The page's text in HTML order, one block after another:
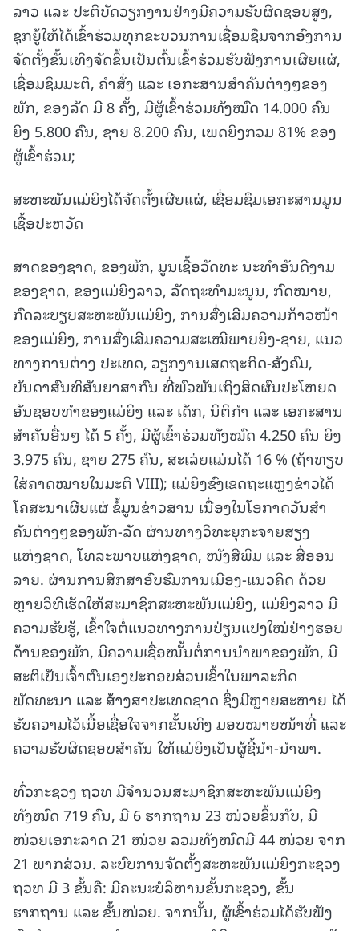
ລາວ ແລະ ປະຕິບັດວຽກງານຢ່າງມີຄວາມຮັບຜິດຊອບສູງ,
ຊຸກຍູ້ໃຫ້ໄດ້ເຂົ້າຮ່ວມທຸກຂະບວນການເຊື່ອມຊຶມຈາກອົງການ
ຈັດຕັ້ງຂັ້ນເທິງຈັດຂຶ້ນເປັນຕົ້ນເຂົ້າຮ່ວມຮັບຟັງການເຜີຍແຜ່,
ເຊື່ອມຊຶມມະຕິ, ຄໍາສັ່ງ ແລະ ເອກະສານສໍາຄັນຕ່າງໆຂອງ
ພັກ, ຂອງລັດ ມີ 8 ຄັ້ງ, ມີຜູ້ເຂົ້າຮ່ວມທັງໝົດ 14.000 ຄົນ
ຍິງ 5.800 ຄົນ, ຊາຍ 8.200 ຄົນ, ເພດຍິງກວມ 81% ຂອງ
ຜູ້ເຂົ້າຮ່ວມ;
ສະຫະພັນແມ່ຍິງໄດ້ຈັດຕັ້ງເຜີຍແຜ່, ເຊື່ອມຊຶມເອກະສານມູນ
ເຊື້ອປະຫວັດ
ສາດຂອງຊາດ, ຂອງພັກ, ມູນເຊື້ອວັດທະ ນະທໍາອັນດີງາມ
ຂອງຊາດ, ຂອງແມ່ຍິງລາວ, ລັດຖະທໍາມະນູນ, ກົດໝາຍ,
ກົດລະບຽບສະຫະພັນແມ່ຍິງ, ການສົ່ງເສີມຄວາມກ້າວໜ້າ
ຂອງແມ່ຍິງ, ການສົ່ງເສີມຄວາມສະເໝີພາບຍິງ-ຊາຍ, ແນວ
ທາງການຕ່າງ ປະເທດ, ວຽກງານເສດຖະກິດ-ສັງຄົມ,
ບັນດາສົນທິສັນຍາສາກົນ ທີ່ພົວພັນເຖິງສິດຜົນປະໂຫຍດ
ອັນຊອບທໍາຂອງແມ່ຍິງ ແລະ ເດັກ, ນິຕິກໍາ ແລະ ເອກະສານ
ສໍາຄັນອື່ນໆ ໄດ້ 5 ຄັ້ງ, ມີຜູ້ເຂົ້າຮ່ວມທັງໝົດ 4.250 ຄົນ ຍິງ
3.975 ຄົນ, ຊາຍ 275 ຄົນ, ສະເລ່ຍແມ່ນໄດ້ 16 % (ຖ້າທຽບ
ໃສ່ຄາດໝາຍໃນມະຕິ VIII); ແມ່ຍິງຂົງເຂດຖະແຫຼງຂ່າວໄດ້
ໂຄສະນາເຜີຍແຜ່ ຂໍ້ມູນຂ່າວສານ ເນື່ອງໃນໂອກາດວັນສໍາ
ຄັນຕ່າງໆຂອງພັກ-ລັດ ຜ່ານທາງວິທະຍຸກະຈາຍສຽງ
ແຫ່ງຊາດ, ໂທລະພາບແຫ່ງຊາດ, ໜັງສືພິມ ແລະ ສື່ອອນ
ລາຍ. ຜ່ານການສຶກສາອົບຮົມການເມືອງ-ແນວຄິດ ດ້ວຍ
ຫຼາຍວິທີເຮັດໃຫ້ສະມາຊິກສະຫະພັນແມ່ຍິງ, ແມ່ຍິງລາວ ມີ
ຄວາມຮັບຮູ້, ເຂົ້າໃຈຕໍ່ແນວທາງການປ່ຽນແປງໃໝ່ຢ່າງຮອບ
ດ້ານຂອງພັກ, ມີຄວາມເຊື່ອໝັ້ນຕໍ່ການນໍາພາຂອງພັກ, ມີ
ສະຕິເປັນເຈົ້າຕົນເອງປະກອບສ່ວນເຂົ້າໃນພາລະກິດ
ພັດທະນາ ແລະ ສ້າງສາປະເທດຊາດ ຊຶ່ງມີຫຼາຍສະຫາຍ ໄດ້
ຮັບຄວາມໄວ້ເນື້ອເຊື່ອໃຈຈາກຂັ້ນເທິງ ມອບໝາຍໜ້າທີ່ ແລະ
ຄວາມຮັບຜິດຊອບສໍາຄັນ ໃຫ້ແມ່ຍິງເປັນຜູ້ຊີ້ນໍາ-ນໍາພາ.
ທົ່ວກະຊວງ ຖວທ ມີຈໍານວນສະມາຊິກສະຫະພັນແມ່ຍິງ
ທັງໝົດ 719 ຄົນ, ມີ 6 ຮາກຖານ 23 ໜ່ວຍຂຶ້ນກັບ, ມີ
ໜ່ວຍເອກະລາດ 21 ໜ່ວຍ ລວມທັງໝົດມີ 44 ໜ່ວຍ ຈາກ
21 ພາກສ່ວນ. ລະບົບການຈັດຕັ້ງສະຫະພັນແມ່ຍິງກະຊວງ
ຖວທ ມີ 3 ຂັ້ນຄື: ມີຄະນະບໍລິຫານຂັ້ນກະຊວງ, ຂັ້ນ
ຮາກຖານ ແລະ ຂັ້ນໜ່ວຍ. ຈາກນັ້ນ, ຜູ້ເຂົ້າຮ່ວມໄດ້ຮັບຟັງ